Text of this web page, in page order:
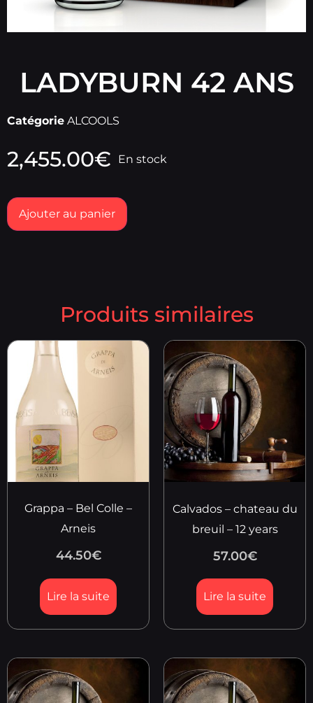
LADYBURN 42 ANS
Catégorie ALCOOLS
2,455.00€ En stock
Ajouter au panier
Produits similaires
Grappa – Bel Colle –
Arneis
44.50€
Lire la suite
Calvados – chateau du
breuil – 12 years
57.00€
Lire la suite